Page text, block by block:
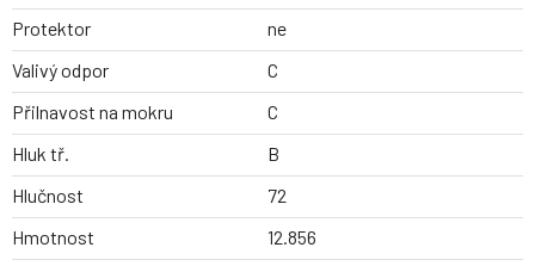
Protektor
ne
Valivý odpor
C
Přilnavost na mokru
C
Hluk tř.
B
Hlučnost
72
Hmotnost
12.856